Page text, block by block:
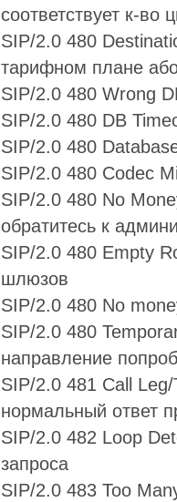
соответствует к-
SIP/2.0 480
тарифном плане
SIP/2.0 480 Wrong
SIP/2.0 480 DB
SIP/2.0 480
SIP/2.0 480 Codec
SIP/2.0 480 No
обратитесь к
SIP/2.0 480 Empty
шлюзов
SIP/2.0 480 No
SIP/2.0 480
направление
SIP/2.0 481 Call
нормальный ответ
SIP/2.0 482 Loop
запроса
SIP/2.0 483 Too